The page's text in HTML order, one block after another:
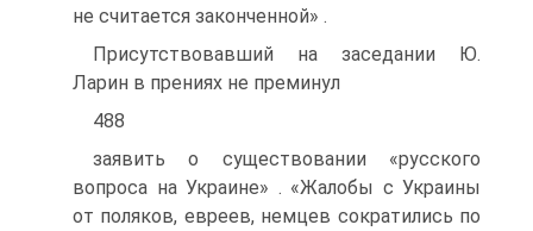
не считается законченной» .
Присутствовавший на заседании Ю.
Ларин в прениях не преминул
488
заявить о существовании «русского
вопроса на Украине» . «Жалобы с Украины
от поляков, евреев, немцев сократились по